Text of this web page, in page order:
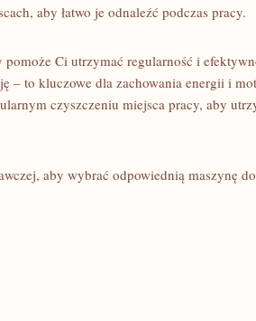
aby łatwo je ⁢odnaleźć podczas pracy.
Ci⁤ utrzymać regularność‍ i
– to kluczowe dla zachowania energii i
czyszczeniu miejsca pracy, aby
aby wybrać odpowiednią maszynę‌